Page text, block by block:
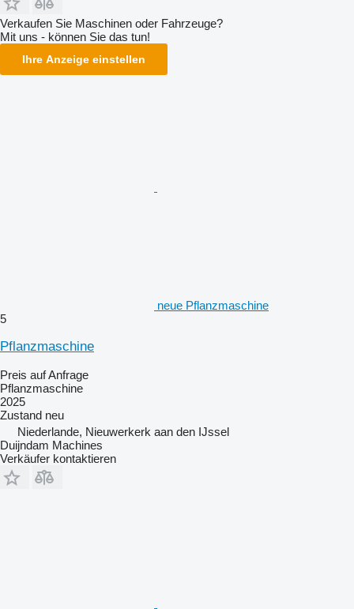
Verkaufen Sie Maschinen oder Fahrzeuge?
Mit uns - können Sie das tun!
Ihre Anzeige einstellen
neue Pflanzmaschine
5
Pflanzmaschine
Preis auf Anfrage
Pflanzmaschine
2025
Zustand neu
Niederlande, Nieuwerkerk aan den IJssel
Duijndam Machines
Verkäufer kontaktieren